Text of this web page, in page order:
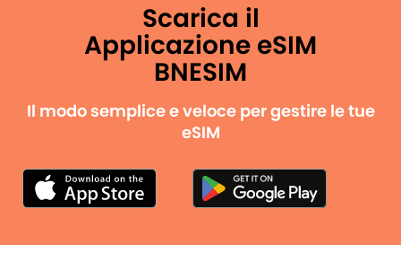
Scarica il
Applicazione eSIM
BNESIM
Il modo semplice e veloce per gestire le tue
eSIM